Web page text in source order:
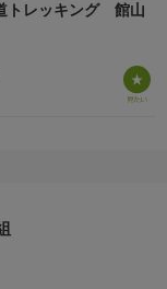
トレッキング 館山